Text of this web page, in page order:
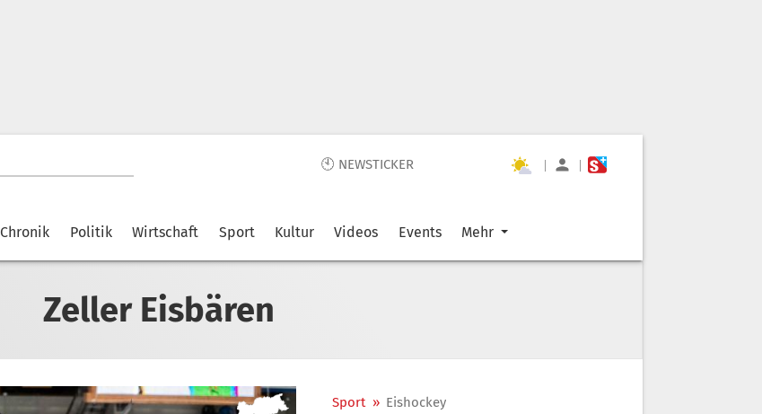
🕙 NEWSTICKER | |
Chronik Politik Wirtschaft Sport Kultur Videos Events Mehr
Zeller Eisbären
Sport » Eishockey